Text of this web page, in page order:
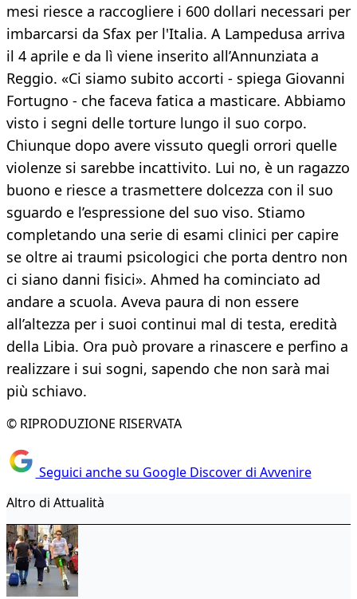
mesi riesce a raccogliere i 600 dollari necessari per
imbarcarsi da Sfax per l'Italia. A Lampedusa arriva
il 4 aprile e da lì viene inserito all’Annunziata a
Reggio. «Ci siamo subito accorti - spiega Giovanni
Fortugno - che faceva fatica a masticare. Abbiamo
visto i segni delle torture lungo il suo corpo.
Chiunque dopo avere vissuto quegli orrori quelle
violenze si sarebbe incattivito. Lui no, è un ragazzo
buono e riesce a trasmettere dolcezza con il suo
sguardo e l’espressione del suo viso. Stiamo
completando una serie di esami clinici per capire
se oltre ai traumi psicologici che porta dentro non
ci siano danni fisici». Ahmed ha cominciato ad
andare a scuola. Aveva paura di non essere
all’altezza per i suoi continui mal di testa, eredità
della Libia. Ora può provare a rinascere e perfino a
realizzare i sui sogni, sapendo che non sarà mai
più schiavo.
© RIPRODUZIONE RISERVATA
Seguici anche su Google Discover di Avvenire
Altro di Attualità